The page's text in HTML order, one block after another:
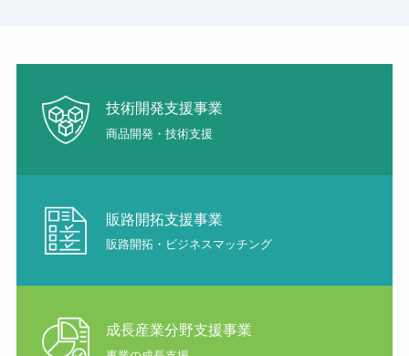
技術開発支援事業
商品開発・技術支援
販路開拓支援事業
販路開拓・ビジネスマッチング
成長産業分野支援事業